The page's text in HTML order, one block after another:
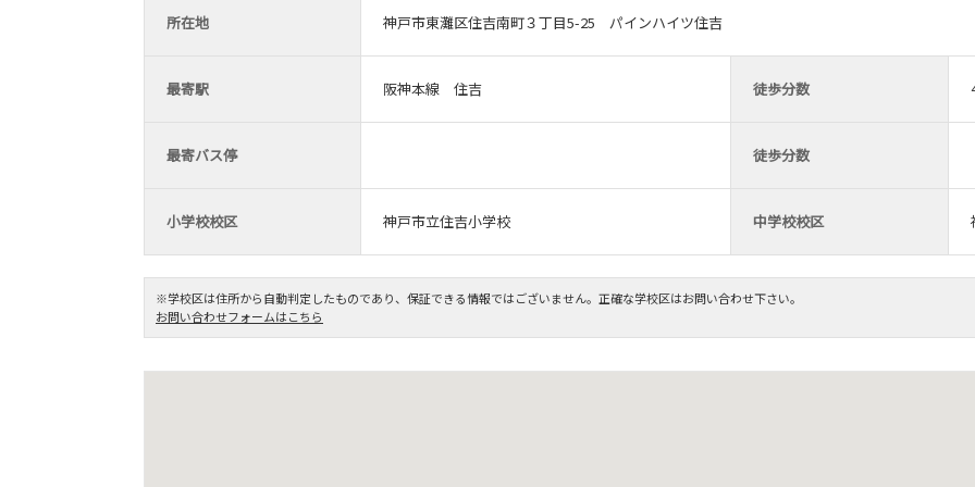
所在地 神戸市東灘区住吉南町３丁目5-25 パインハイツ住吉
最寄駅 阪神本線 住吉 徒歩分数
最寄バス停 徒歩分数
小学校校区 神戸市立住吉小学校 中学校校区
※学校区は住所から自動判定したものであり、保証できる情報ではございません。正確な学校区はお問い合わせ下さい。
お問い合わせフォームはこちら